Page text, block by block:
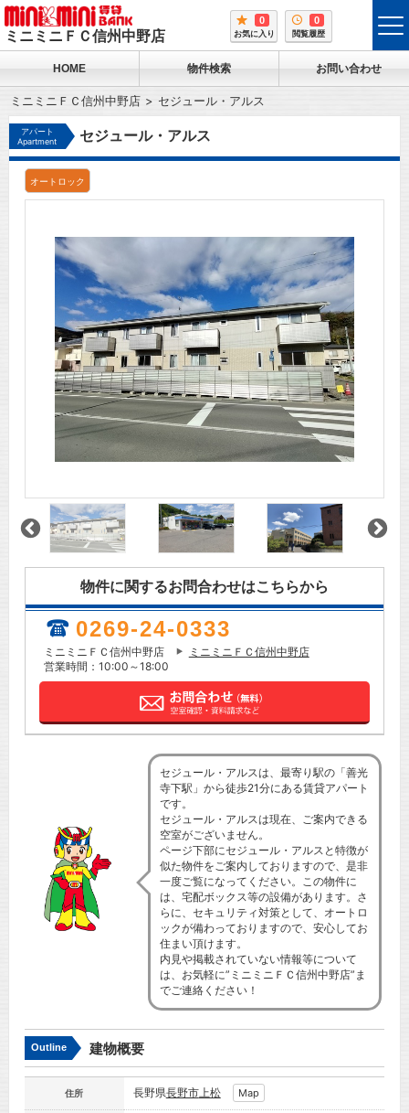
ミニミニＦＣ信州中野店
0
お気に入り
0
閲覧履歴
HOME 物件検索 お問い合わせ
ミニミニＦＣ信州中野店 セジュール・アルス
アパート
Apartment
セジュール・アルス
オートロック
物件に関するお問合わせはこちらから
0269-24-0333
ミニミニＦＣ信州中野店
ミニミニＦＣ信州中野店
営業時間：10:00～18:00
セジュール・アルスは、最寄り駅の「善光
寺下駅」から徒歩21分にある賃貸アパート
です。
セジュール・アルスは現在、ご案内できる
空室がございません。
ページ下部にセジュール・アルスと特徴が
似た物件をご案内しておりますので、是非
一度ご覧になってください。この物件に
は、宅配ボックス等の設備があります。さ
らに、セキュリティ対策として、オートロ
ックが備わっておりますので、安心してお
住まい頂けます。
内見や掲載されていない情報等について
は、お気軽に”ミニミニＦＣ信州中野店”ま
でご連絡ください！
Outline 建物概要
住所 長野県長野市上松 Map